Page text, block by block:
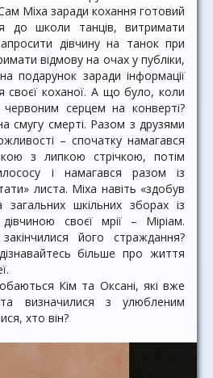
Міха заради кохання готовий
до школи танців, витримати
дівчину на танок при
відмову на очах у публіки,
подарунок заради інформації
своєї коханої. А що було, коли
серцем на конверті?
смугу смерті. Разом з друзями
– спочатку намагався
з липкою стрічкою, потім
і намагався разом із
листа. Міха навіть «здобув
шкільних зборах із
своєї мрії – Міріам.
його страждання?
більше про життя
Кім та Оксані, які вже
визначилися з улюбленим
хто він?